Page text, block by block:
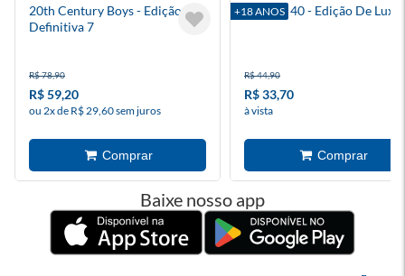
20th Century Boys - Edição
Definitiva 7
R$ 78,90
R$ 59,20
ou 2x de R$ 29,60 sem juros
+18 ANOS
Berserk 40 - Edição De Luxo
R$ 44,90
R$ 33,70
à vista
Baixe nosso app